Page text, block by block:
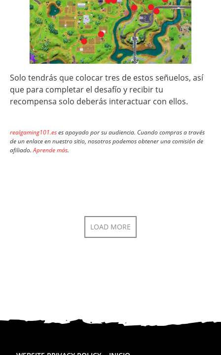
Solo tendrás que colocar tres de estos señuelos, así
que para completar el desafío y recibir tu
recompensa solo deberás interactuar con ellos.
realgaming101.eses apoyado por su audiencia. Cuando compras a través
de un enlace en nuestro sitio, nosotros podemos obtener una comisión de
afiliado.Aprende más.
LOAD MORE